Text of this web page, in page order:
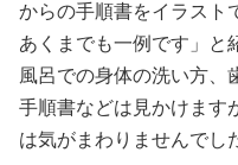
からの手順書をイラス
あくまでも一例です」と
風呂での身体の洗い方、
手順書などは見かけます
は気がまわりませんでし